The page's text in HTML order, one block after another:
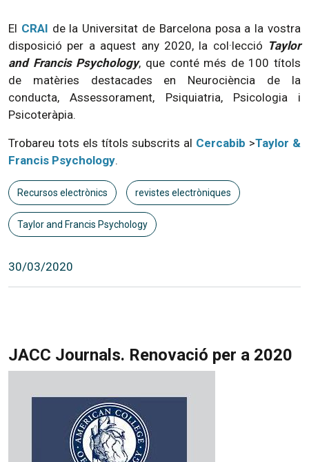
El CRAI de la Universitat de Barcelona posa a la vostra
disposició per a aquest any 2020, la col·lecció Taylor
and Francis Psychology, que conté més de 100 títols
de matèries destacades en Neurociència de la
conducta, Assessorament, Psiquiatria, Psicologia i
Psicoteràpia.
Trobareu tots els títols subscrits al Cercabib >Taylor &
Francis Psychology.
Recursos electrònics revistes electròniques
Taylor and Francis Psychology
30/03/2020
JACC Journals. Renovació per a 2020